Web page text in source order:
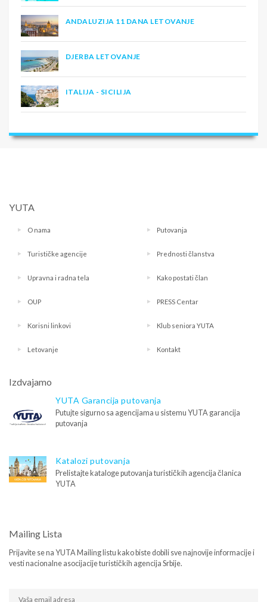
ANDALUZIJA 11 DANA LETOVANJE
DJERBA LETOVANJE
ITALIJA - SICILIJA
YUTA
O nama Putovanja
Turističke agencije Prednosti članstva
Upravna i radna tela Kako postati član
OUP PRESS Centar
Korisni linkovi Klub seniora YUTA
Letovanje Kontakt
Izdvajamo
YUTA Garancija putovanja
Putujte sigurno sa agencijama u sistemu YUTA garancija
putovanja
Katalozi putovanja
Prelistajte kataloge putovanja turističkih agencija članica
YUTA
Mailing Lista
Prijavite se na YUTA Mailing listu kako biste dobili sve najnovije informacije i
vesti nacionalne asocijacije turističkih agencija Srbije.